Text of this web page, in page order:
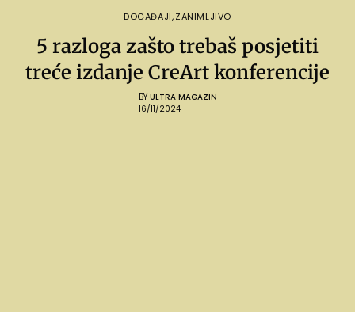
DOGAĐAJI,ZANIMLJIVO
5 razloga zašto trebaš posjetiti
treće izdanje CreArt konferencije
BY ULTRA MAGAZIN
16/11/2024